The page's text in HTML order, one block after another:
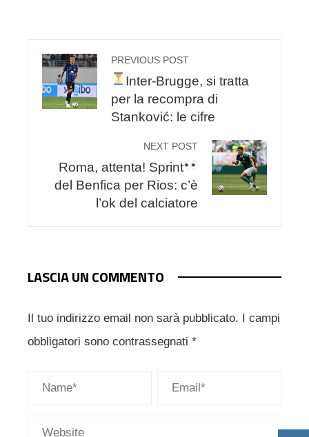
PREVIOUS POST
Inter-Brugge, si tratta
per la recompra di
Stanković: le cifre
NEXT POST
Roma, attenta! Sprint
del Benfica per Rios: c’è
l’ok del calciatore
LASCIA UN COMMENTO
Il tuo indirizzo email non sarà pubblicato. I campi
obbligatori sono contrassegnati *